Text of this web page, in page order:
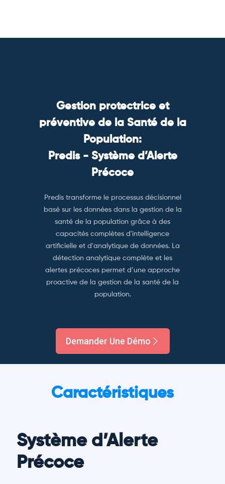
Gestion protectrice et
préventive de la Santé de la
Population:
Predis - Système d’Alerte
Précoce
Predis transforme le processus décisionnel
basé sur les données dans la gestion de la
santé de la population grâce à des
capacités complètes d'intelligence
artificielle et d'analytique de données. La
détection analytique complète et les
alertes précoces permet d’une approche
proactive de la gestion de la santé de la
population.
Demander Une Démo
Caractéristiques
Système d’Alerte
Précoce